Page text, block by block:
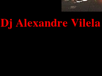
Dj Alexandre Vilela